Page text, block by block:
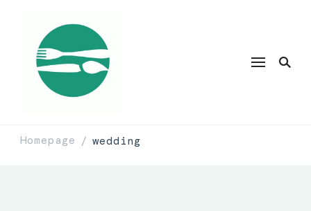
Homepage / wedding